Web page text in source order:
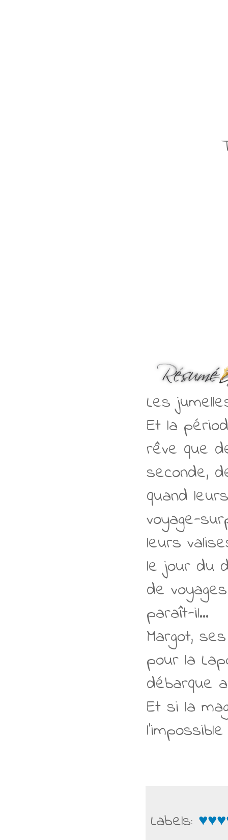
Les
Et la
rêve que
seconde,
quand
voyage-
leurs
le jour du
de
paraît-il...
Margot,
pour la
débarque
Et si la
l'impossible
Labels: